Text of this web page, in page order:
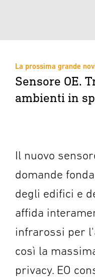
La prossima grande
Sensore OE.
ambienti in
Il nuovo
domande
degli edifici e
affida
infrarossi per
così la
privacy. EO